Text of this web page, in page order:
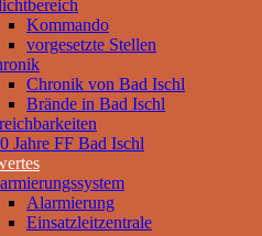
Kommando
vorgesetzte Stellen
Chronik von Bad Ischl
Brände in Bad Ischl
Jahre FF Bad Ischl
Alarmierung
Einsatzleitzentrale